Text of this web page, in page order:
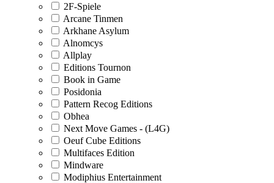
2F-Spiele
Arcane Tinmen
Arkhane Asylum
Alnomcys
Allplay
Editions Tournon
Book in Game
Posidonia
Pattern Recog Editions
Obhea
Next Move Games - (L4G)
Oeuf Cube Editions
Multifaces Edition
Mindware
Modiphius Entertainment